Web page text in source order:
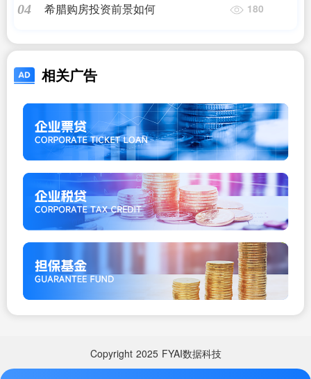
04 希腊购房投资前景如何 180
相关广告
Copyright 2025 FYAI数据科技